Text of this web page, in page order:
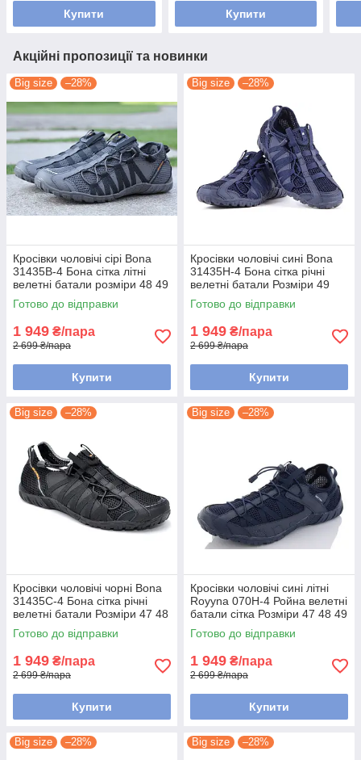
Купити Купити
Акційні пропозиції та новинки
Big size –28%
Кросівки чоловічі сірі Bona
31435B-4 Бона сітка літні
велетні батали розміри 48 49
Готово до відправки
1 949 ₴/пара
2 699 ₴/пара
Купити
Big size –28%
Кросівки чоловічі сині Bona
31435H-4 Бона сітка річні
велетні батали Розміри 49
Готово до відправки
1 949 ₴/пара
2 699 ₴/пара
Купити
Big size –28%
Кросівки чоловічі чорні Bona
31435C-4 Бона сітка річні
велетні батали Розміри 47 48
Готово до відправки
1 949 ₴/пара
2 699 ₴/пара
Купити
Big size –28%
Кросівки чоловічі сині літні
Royyna 070H-4 Ройна велетні
батали сітка Розміри 47 48 49
Готово до відправки
1 949 ₴/пара
2 699 ₴/пара
Купити
Big size –28% Big size –28%